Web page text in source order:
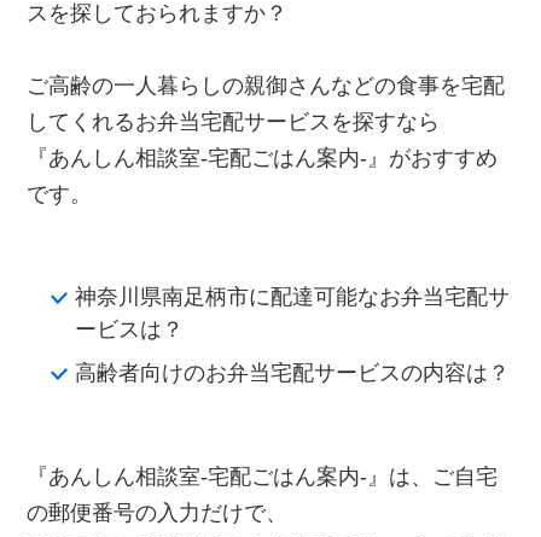
スを探しておられますか？
ご高齢の一人暮らしの親御さんなどの食事を宅配
してくれるお弁当宅配サービスを探すなら
『あんしん相談室‐宅配ごはん案内‐』がおすすめ
です。
神奈川県南足柄市に配達可能なお弁当宅配サ
ービスは？
高齢者向けのお弁当宅配サービスの内容は？
『あんしん相談室‐宅配ごはん案内‐』は、ご自宅
の郵便番号の入力だけで、